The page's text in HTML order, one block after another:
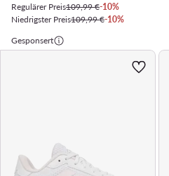
Regulärer Preis109,99 €-10%
Niedrigster Preis109,99 €-10%
Gesponsert